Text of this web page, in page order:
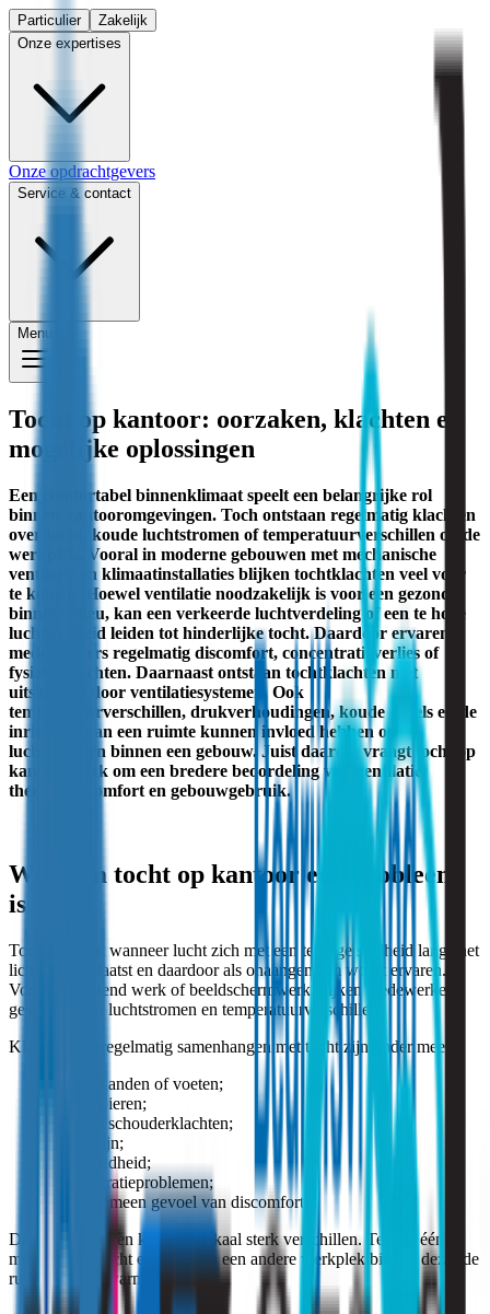
Particulier
Zakelijk
Onze expertises
Onze opdrachtgevers
Service & contact
Menu
Tocht op kantoor: oorzaken, klachten en
mogelijke oplossingen
Een comfortabel binnenklimaat speelt een belangrijke rol
binnen kantooromgevingen. Toch ontstaan regelmatig klachten
over tocht, koude luchtstromen of temperatuurverschillen op de
werkplek. Vooral in moderne gebouwen met mechanische
ventilatie en klimaatinstallaties blijken tochtklachten veel voor
te komen. Hoewel ventilatie noodzakelijk is voor een gezond
binnenmilieu, kan een verkeerde luchtverdeling of een te hoge
luchtsnelheid leiden tot hinderlijke tocht. Daardoor ervaren
medewerkers regelmatig discomfort, concentratieverlies of
fysieke klachten. Daarnaast ontstaan tochtklachten niet
uitsluitend door ventilatiesystemen. Ook
temperatuurverschillen, drukverhoudingen, koude gevels en de
inrichting van een ruimte kunnen invloed hebben op
luchtstromen binnen een gebouw. Juist daarom vraagt tocht op
kantoor vaak om een bredere beoordeling van ventilatie,
thermisch comfort en gebouwgebruik.
Waarom tocht op kantoor een probleem
is
Tocht ontstaat wanneer lucht zich met een te hoge snelheid langs het
lichaam verplaatst en daardoor als onaangenaam wordt ervaren.
Vooral bij zittend werk of beeldschermwerk blijken medewerkers
gevoelig voor luchtstromen en temperatuurverschillen.
Klachten die regelmatig samenhangen met tocht zijn onder meer:
koude handen of voeten;
stijve spieren;
nek- en schouderklachten;
hoofdpijn;
vermoeidheid;
concentratieproblemen;
een algemeen gevoel van discomfort.
Daarnaast kunnen klachten lokaal sterk verschillen. Terwijl één
medewerker tocht ervaart, kan een andere werkplek binnen dezelfde
ruimte juist te warm aanvoelen.